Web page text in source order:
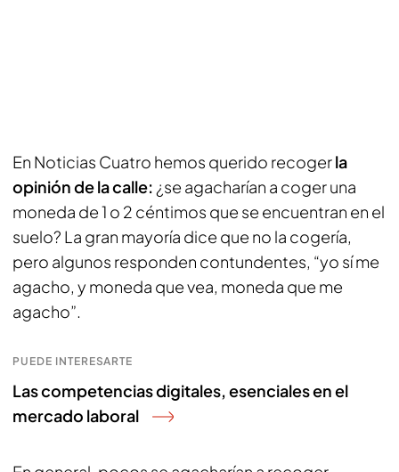
En Noticias Cuatro hemos querido recogerla
opinión de la calle: ¿se agacharían a coger una
moneda de 1 o 2 céntimos que se encuentran en el
suelo? La gran mayoría dice que no la cogería,
pero algunos responden contundentes, “yo sí me
agacho, y moneda que vea, moneda que me
agacho”.
PUEDE INTERESARTE
Las competencias digitales, esenciales en el
mercado laboral